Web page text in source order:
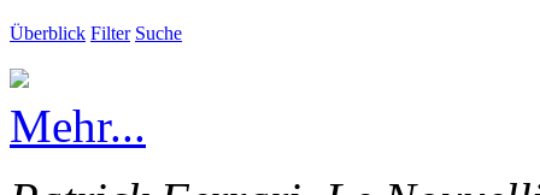
Überblick Filter Suche
Mehr...